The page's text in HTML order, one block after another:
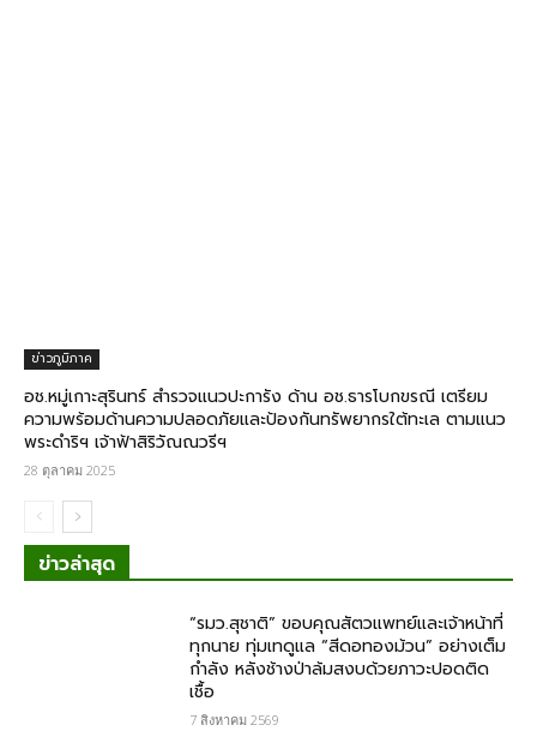
ข่าวภูมิภาค
อช.หมู่เกาะสุรินทร์ สำรวจแนวปะการัง​ ด้าน​ อช.ธารโบกขรณี เตรียม
ความพร้อมด้านความปลอดภัยและป้องกันทรัพยากรใต้ทะเล​ ตามแนว
พระดำริฯ เจ้าฟ้าสิริวัณณวรีฯ
28 ตุลาคม 2025
ข่าวล่าสุด
“รมว.สุชาติ” ขอบคุณสัตวแพทย์และเจ้าหน้าที่
ทุกนาย ทุ่มเทดูแล “สีดอทองม้วน” อย่างเต็ม
กำลัง หลังช้างป่าล้มสงบด้วยภาวะปอดติด
เชื้อ
7 สิงหาคม 2569